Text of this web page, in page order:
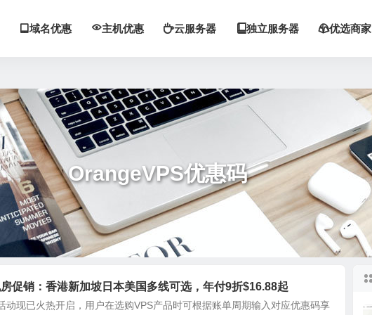
 域名优惠 主机优惠 云服务器 独立服务器 优选商家
OrangeVPS优惠码
促销：香港新加坡日本美国多线可选，年付9折$16.88起
动现已火热开启，用户在选购VPS产品时可根据账单周期输入对应优惠码享